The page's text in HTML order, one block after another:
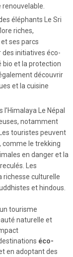
éléphants Le Sri
riches,
ses parcs
initiatives éco-
bio et la protection
découvrir
et la cuisine
Le Népal
notamment
touristes peuvent
comme le trekking
en danger et la
Les
richesse culturelle
et hindous.
tourisme
naturelle et
éco-
en adoptant des